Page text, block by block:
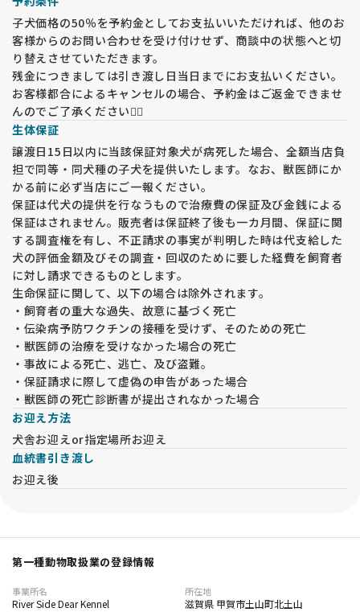
子犬価格の50％を予約金としてお支払いいただければ、他のお
客様からのお問い合わせを受け付けせず、商談中の状態へと切
り替えさせていただきます。
残金につきましては引き渡し日当日までにお支払いください。
お客様都合によるキャンセルの場合、予約金はご返金できませ
んのでご了承ください🙇‍♀️
生体保証
譲渡日15日以内に当該保証対象犬が病死した場合、全額当店負
担で同等・同犬種の子犬を提供いたします。なお、獣医師にか
かる前に必ず当店にご一報ください。
保証は代犬の提供を行なうもので治療費の保証及び金銭による
保証はされません。販売者は保証終了後も一カ月間、保証に関
する調査権を有し、不正請求の事実が判明した時は代支給した
犬の評価金額及びその調査・回収のために要した経費を飼育者
に対し請求できるものとします。
生命保証に関して、以下の場合は除外されます。
・飼育者の重大な過失、故意に基づく死亡
・伝染病予防ワクチンの接種を受けず、そのための死亡
・獣医師の治療を受けなかった場合の死亡
・事故による死亡、逃亡、及び盗難。
・保証請求に際して虚偽の申告があった場合
・獣医師の死亡診断書が提出されなかった場合
お迎え方法
犬舎お迎えor指定場所お迎え
血統書引き渡し
お迎え後
第一種動物取扱業の登録情報
事業所名
River Side Dear Kennel
所在地
滋賀県 甲賀市土山町北土山